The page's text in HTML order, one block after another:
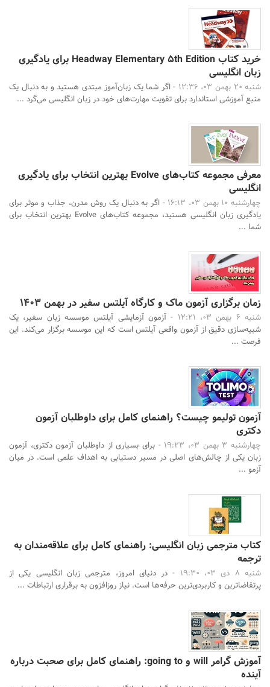
خرید کتاب Headway Elementary 5th Edition برای یادگیری
زبان انگلیسی
شنبه 20 بهمن 03، 12:36 -
اگر شما یک زبان‌آموز مبتدی هستید و به دنبال یک
منبع آموزشی استاندارد برای تقویت مهارت‌های خود در زبان انگلیسی می‌گرد ...
معرفی مجموعه کتاب‌های Evolve بهترین انتخاب برای یادگیری
انگلیسی
چهارشنبه 10 بهمن 03، 16:13 -
اگر به دنبال یک روش مدرن، جذاب و موثر برای
یادگیری زبان انگلیسی هستید، مجموعه کتاب‌های Evolve بهترین انتخاب برای
شما ...
زمان برگزاری آزمون ماک و کارگاه آیلتس سفیر در بهمن 1403
شنبه 6 بهمن 03، 12:21 -
آزمون آزمایشی آیلتس موسسه زبان سفیر، یک
شبیه‌سازی دقیق از آزمون واقعی آیلتس است که این موسسه برگزار می‌کند. این
فرصت ...
آزمون تولیمو چیست؟ راهنمای کامل برای داوطلبان آزمون
دکتری
چهارشنبه 3 بهمن 03، 19:23 -
برای بسیاری از داوطلبان آزمون دکتری، آزمون
زبان یکی از چالش‌های اصلی در مسیر دستیابی به اهداف علمی است. در میان
آزمو ...
کتاب مترجمی زبان انگلیسی: راهنمای کامل برای علاقه‌مندان به
ترجمه
شنبه 8 دی 03، 19:30 -
در دنیای امروز، مترجمی زبان انگلیسی یکی از
پرتقاضاترین و کاربردی‌ترین حرفه‌ها است. نیاز روزافزون به برقراری ارتباطات ...
آموزش گرامر will و going to: راهنمای کامل برای صحبت درباره
آینده